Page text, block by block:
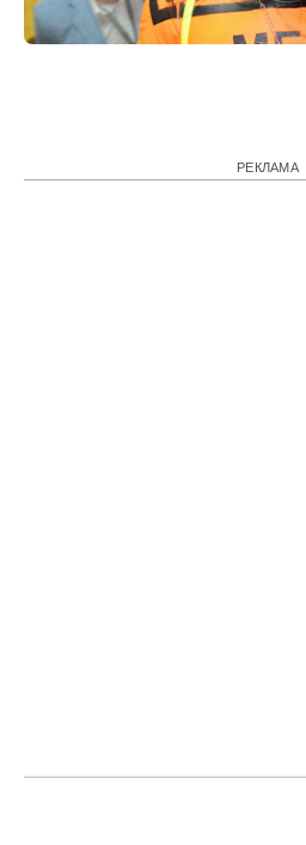
РЕКЛАМА